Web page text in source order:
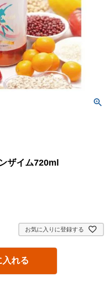
ザイム720ml
お気に入りに登録する
入れる